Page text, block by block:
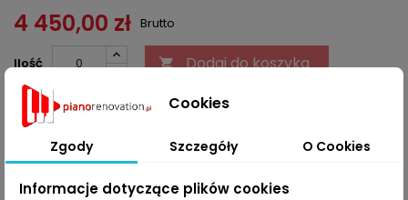
4 450,00 zł Brutto
Ilość  Dodaj do koszyka
Ostatnie sztuki w magazynie
Udostępnij
Cookies
Zgody Szczegóły O Cookies
Informacje dotyczące plików cookies